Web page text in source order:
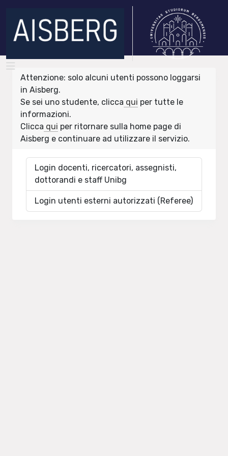
Attenzione: solo alcuni utenti possono loggarsi
in Aisberg.
Se sei uno studente, clicca qui per tutte le
informazioni.
Clicca qui per ritornare sulla home page di
Aisberg e continuare ad utilizzare il servizio.
Login docenti, ricercatori, assegnisti,
dottorandi e staff Unibg
Login utenti esterni autorizzati (Referee)